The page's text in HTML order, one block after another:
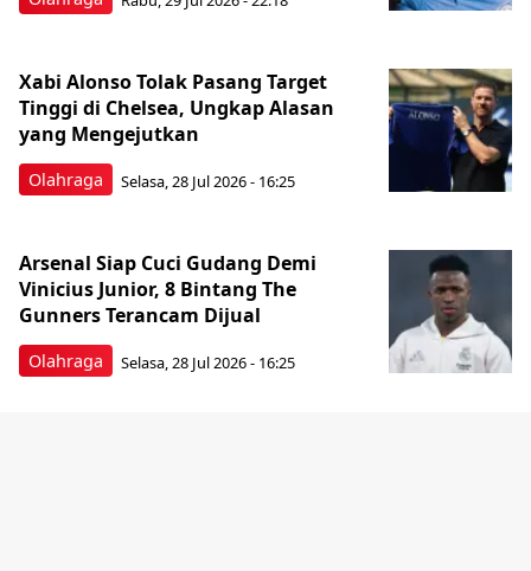
Olahraga
Xabi Alonso Tolak Pasang Target
Tinggi di Chelsea, Ungkap Alasan
yang Mengejutkan
Selasa, 28 Jul 2026 - 16:25
Olahraga
Arsenal Siap Cuci Gudang Demi
Vinicius Junior, 8 Bintang The
Gunners Terancam Dijual
Selasa, 28 Jul 2026 - 16:25